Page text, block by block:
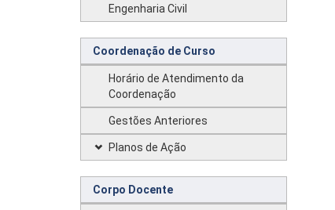
Engenharia Civil
Coordenação de Curso
Horário de Atendimento da
Coordenação
Gestões Anteriores
Planos de Ação
Corpo Docente